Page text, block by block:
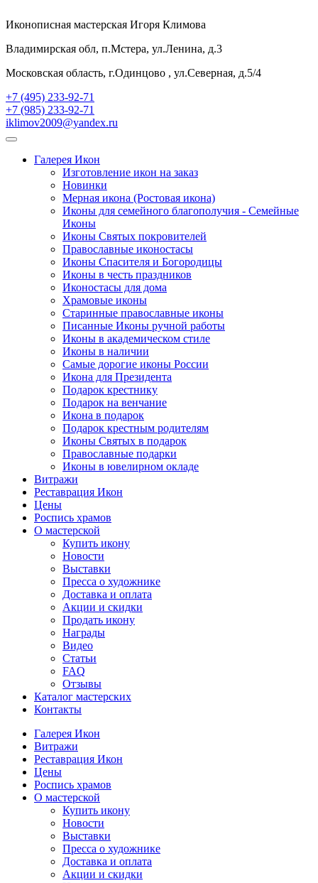
Иконописная мастерская Игоря Климова
Владимирская обл, п.Мстера, ул.Ленина, д.3
Московская область, г.Одинцово , ул.Северная, д.5/4
+7 (495) 233-92-71
+7 (985) 233-92-71
iklimov2009@yandex.ru
Галерея Икон
Изготовление икон на заказ
Новинки
Мерная икона (Ростовая икона)
Иконы для семейного благополучия - Семейные
Иконы
Иконы Святых покровителей
Православные иконостасы
Иконы Спасителя и Богородицы
Иконы в честь праздников
Иконостасы для дома
Храмовые иконы
Старинные православные иконы
Писанные Иконы ручной работы
Иконы в академическом стиле
Иконы в наличии
Самые дорогие иконы России
Икона для Президента
Подарок крестнику
Подарок на венчание
Икона в подарок
Подарок крестным родителям
Иконы Святых в подарок
Православные подарки
Иконы в ювелирном окладе
Витражи
Реставрация Икон
Цены
Роспись храмов
О мастерской
Купить икону
Новости
Выставки
Пресса о художнике
Доставка и оплата
Акции и скидки
Продать икону
Награды
Видео
Статьи
FAQ
Отзывы
Каталог мастерских
Контакты
Галерея Икон
Витражи
Реставрация Икон
Цены
Роспись храмов
О мастерской
Купить икону
Новости
Выставки
Пресса о художнике
Доставка и оплата
Акции и скидки